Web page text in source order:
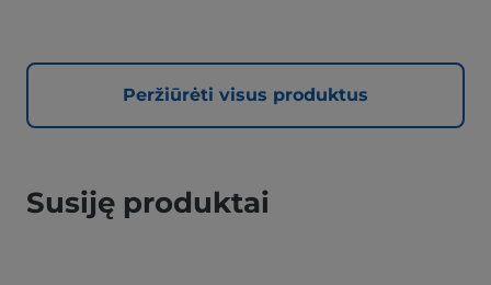
Peržiūrėti visus produktus
Susiję produktai